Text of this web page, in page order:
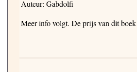
Auteur: Gabdolfi
Meer info volgt. De prijs van dit